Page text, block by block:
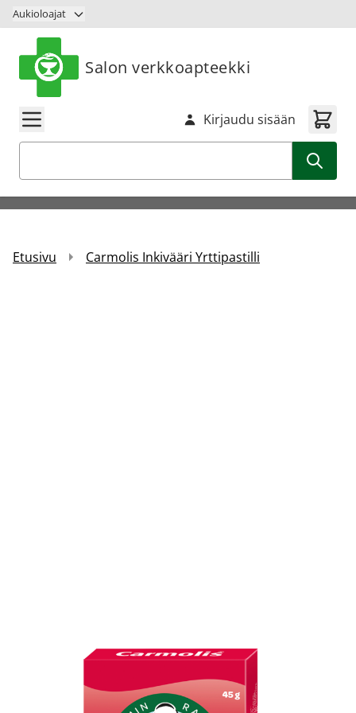
Siirry sisältöön
Aukioloajat
Salon verkkoapteekki
Kirjaudu sisään
Etusivu Carmolis Inkivääri Yrttipastilli
Carmolis Inkivääri Yrttipastilli